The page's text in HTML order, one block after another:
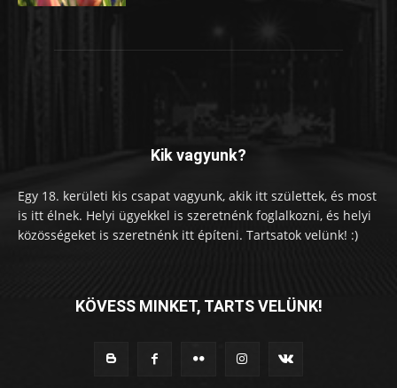
Kik vagyunk?
Egy 18. kerületi kis csapat vagyunk, akik itt születtek, és most
is itt élnek. Helyi ügyekkel is szeretnénk foglalkozni, és helyi
közösségeket is szeretnénk itt építeni. Tartsatok velünk! :)
KÖVESS MINKET, TARTS VELÜNK!